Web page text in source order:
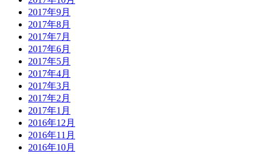
2017年9月
2017年8月
2017年7月
2017年6月
2017年5月
2017年4月
2017年3月
2017年2月
2017年1月
2016年12月
2016年11月
2016年10月